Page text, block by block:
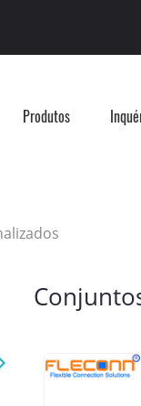
Produtos